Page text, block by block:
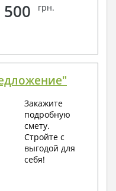
500 грн.
Закажите
подробную
смету.
Стройте с
выгодой для
себя!